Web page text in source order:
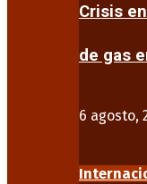
Crisis
de gas
6 agosto,